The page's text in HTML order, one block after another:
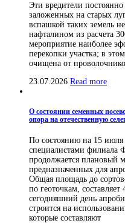
Эти вредители
заложенных на старых
вспашкой таких земель
нафталином из расчета
мероприятие наиболее
перекопки участка; в
очищена от
23.07.2026 Read more
О состоянии семенных
опора на отечественную
По состоянию на 15 июля
специалистами филиала
продолжается плановый
предназначенных для
Общая площадь до
по геоточкам,
сегодняшний день
строится на
которые составляют